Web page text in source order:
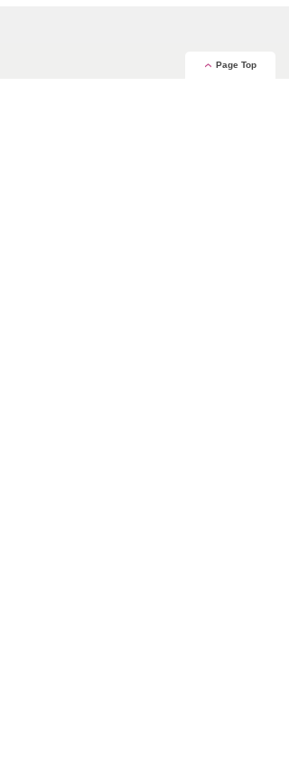
Page Top